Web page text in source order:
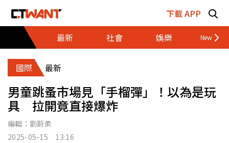
下載 APP
最新
社會 娛樂 財經
國際 最新
男童跳蚤市場見「手榴彈」！以為是玩
具 拉開竟直接爆炸
編輯： 劉蔚柔
2025-05-15 13:16